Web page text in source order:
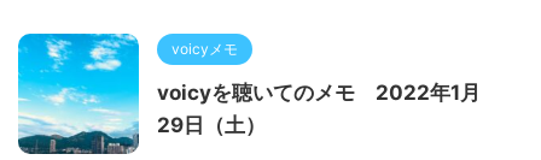
voicyメモ
voicyを聴いてのメモ 2022年1月
29日（土）